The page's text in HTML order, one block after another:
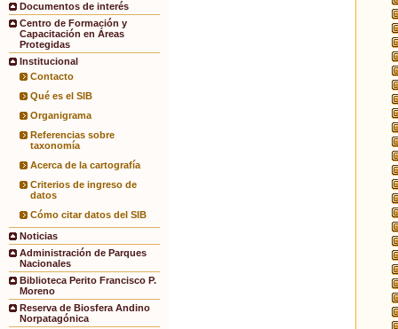
Documentos de interés
Centro de Formación y
Capacitación en Áreas
Protegidas
Institucional
Contacto
Qué es el SIB
Organigrama
Referencias sobre
taxonomía
Acerca de la cartografía
Criterios de ingreso de
datos
Cómo citar datos del SIB
Noticias
Administración de Parques
Nacionales
Biblioteca Perito Francisco P.
Moreno
Reserva de Biosfera Andino
Norpatagónica